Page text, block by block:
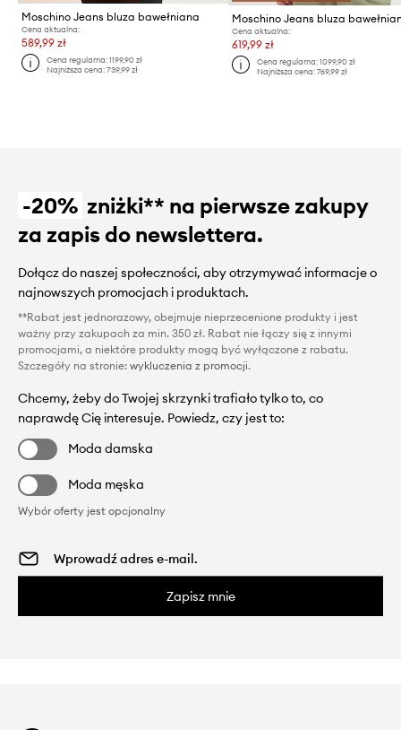
Moschino Jeans bluza bawełniana
Cena aktualna:
589,99 zł
Cena regularna:1199,90 zł
Najniższa cena:739,99 zł
Cena aktualna:
619,99 zł
Cena regularna: 1099,90 zł
Najniższa cena: 769,99 zł
-20% zniżki** na pierwsze zakupy
za zapis do newslettera.
Dołącz do naszej społeczności, aby otrzymywać informacje o
najnowszych promocjach i produktach.
**Rabat jest jednorazowy, obejmuje nieprzecenione produkty i jest
ważny przy zakupach za min. 350 zł. Rabat nie łączy się z innymi
promocjami, a niektóre produkty mogą być wyłączone z rabatu.
Szczegóły na stronie: wykluczenia z promocji.
Chcemy, żeby do Twojej skrzynki trafiało tylko to, co
naprawdę Cię interesuje. Powiedz, czy jest to:
Moda damska
Moda męska
Wybór oferty jest opcjonalny
Zapisz mnie